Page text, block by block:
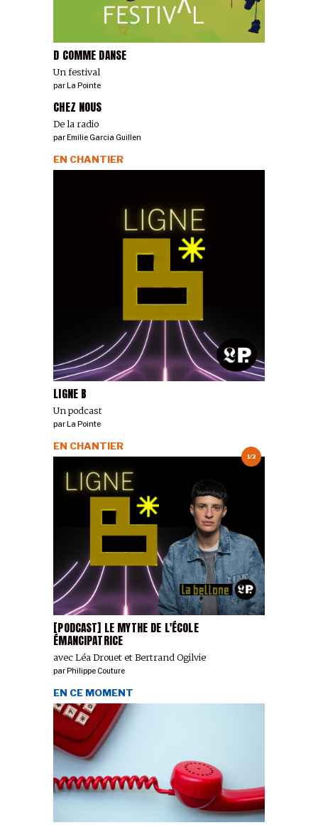
D COMME DANSE
Un festival
parLa Pointe
CHEZ NOUS
De la radio
parEmilie Garcia Guillen
LIGNE B
Un podcast
EN CHANTIER
par La Pointe
1/2
[PODCAST] LE MYTHE DE L'ÉCOLE
ÉMANCIPATRICE
avec Léa Drouet et Bertrand Ogilvie
EN CHANTIER
par Philippe Couture
EN CE MOMENT